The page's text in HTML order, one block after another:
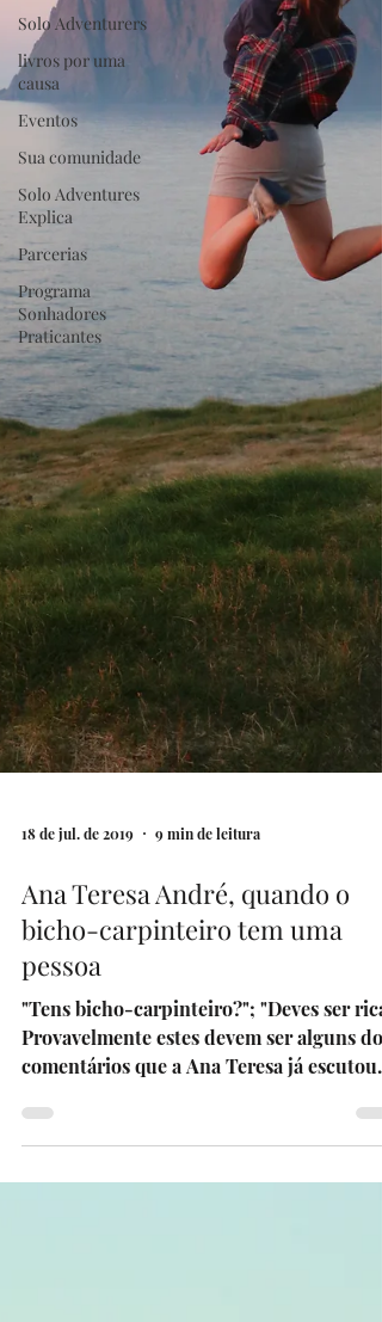
Solo Adventurers
livros por uma
causa
Eventos
Sua comunidade
Solo Adventures
Explica
Parcerias
Programa
Sonhadores
Praticantes
18 de jul. de 2019 9 min de leitura
Ana Teresa André, quando o
bicho-carpinteiro tem uma
pessoa
"Tens bicho-carpinteiro?"; "Deves ser
comentários que a Ana Teresa já escutou
ou leu...